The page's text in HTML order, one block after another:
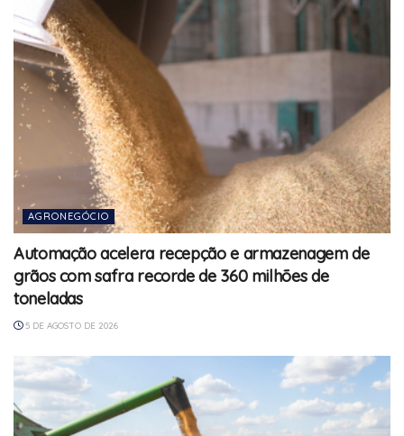
AGRONEGÓCIO
Automação acelera recepção e armazenagem de
grãos com safra recorde de 360 milhões de
toneladas
5 DE AGOSTO DE 2026